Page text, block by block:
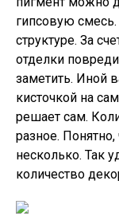
гипсовую
структуре. За
отделки
заметить. Иной
кисточкой на
решает сам.
разное.
несколько. Так
количество